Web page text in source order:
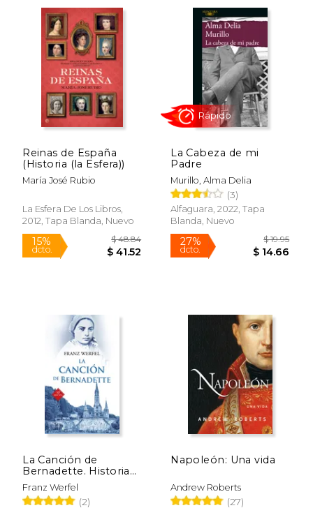
30%
dcto.
40%
dcto.
Rápido
dcto.
Reinas de España
(Historia (la Esfera))
María José Rubio
La Esfera De Los Libros,
2012, Tapa Blanda, Nuevo
La Cabeza de mi
Padre
Murillo, Alma Delia
(3)
Alfaguara, 2022, Tapa
Blanda, Nuevo
La Canción de
Bernadette. Historia
de las Apariciones de
la Virgen de Lourdes
Franz Werfel
(2)
Napoleón: Una vida
Andrew Roberts
(27)